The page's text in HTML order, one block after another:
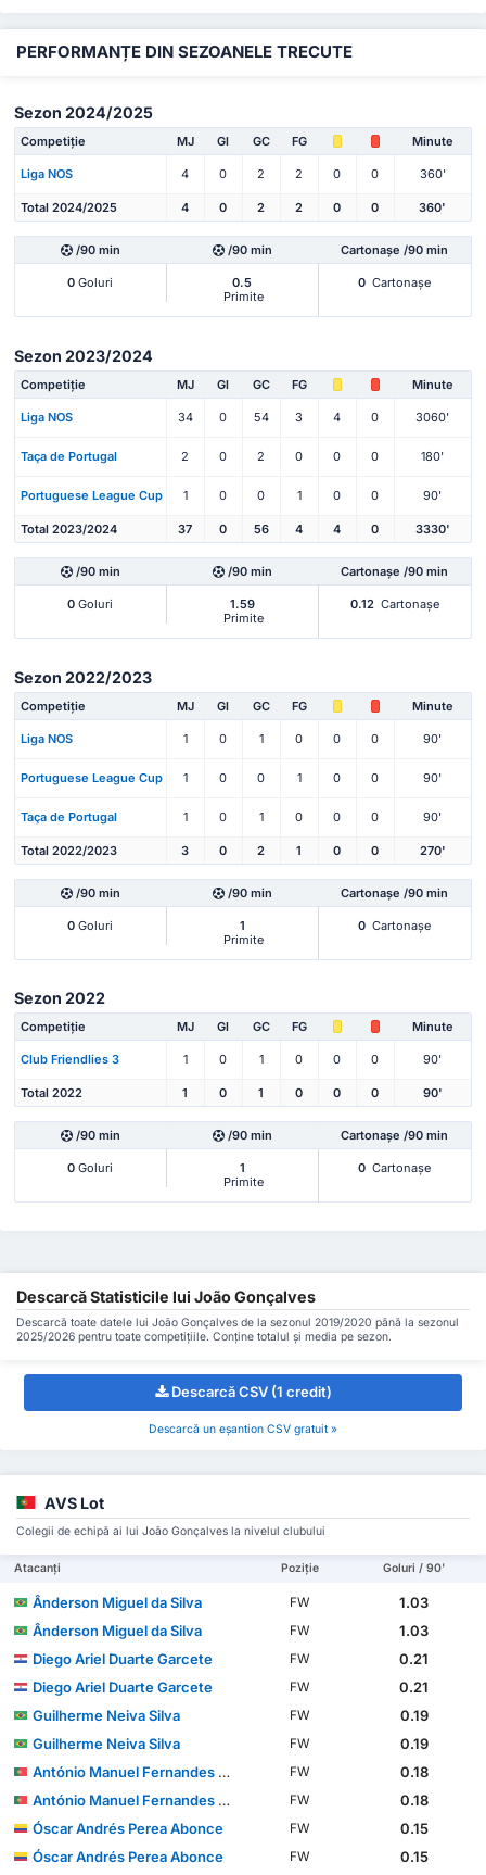
PERFORMANȚE DIN SEZOANELE TRECUTE
Sezon 2024/2025
Competiție MJ Gl GC FG Minute
Liga NOS 4 0 2 2 0 0 360'
Total 2024/2025 4 0 2 2 0 0 360'
/90 min /90 min Cartonașe /90 min
0 Goluri
0.5
Primite
0 Cartonașe
Sezon 2023/2024
Competiție MJ Gl GC FG Minute
Liga NOS 34 0 54 3 4 0 3060'
Taça de Portugal 2 0 2 0 0 0 180'
Portuguese League Cup 1 0 0 1 0 0 90'
Total 2023/2024 37 0 56 4 4 0 3330'
/90 min /90 min Cartonașe /90 min
0 Goluri
1.59
Primite
0.12 Cartonașe
Sezon 2022/2023
Competiție MJ Gl GC FG Minute
Liga NOS 1 0 1 0 0 0 90'
Portuguese League Cup 1 0 0 1 0 0 90'
Taça de Portugal 1 0 1 0 0 0 90'
Total 2022/2023 3 0 2 1 0 0 270'
/90 min /90 min Cartonașe /90 min
0 Goluri
1
Primite
0 Cartonașe
Sezon 2022
Competiție MJ Gl GC FG Minute
Club Friendlies 3 1 0 1 0 0 0 90'
Total 2022 1 0 1 0 0 0 90'
/90 min /90 min Cartonașe /90 min
0 Goluri
1
Primite
0 Cartonașe
Descarcă Statisticile lui João Gonçalves
Descarcă toate datele lui João Gonçalves de la sezonul 2019/2020 până la sezonul
2025/2026 pentru toate competițiile. Conține totalul și media pe sezon.
Descarcă CSV (1 credit)
Descarcă un eșantion CSV gratuit »
AVS Lot
Colegii de echipă ai lui João Gonçalves la nivelul clubului
Atacanți Poziție Goluri / 90'
Ânderson Miguel da Silva FW
1.03
Ânderson Miguel da Silva
FW
1.03
Diego Ariel Duarte Garcete
FW
0.21
Diego Ariel Duarte Garcete
FW
0.21
Guilherme Neiva Silva
FW
0.19
Guilherme Neiva Silva
FW
0.19
António Manuel Fernandes Mendes
FW
0.18
António Manuel Fernandes Mendes
FW
0.18
Óscar Andrés Perea Abonce
FW
0.15
Óscar Andrés Perea Abonce
FW
0.15